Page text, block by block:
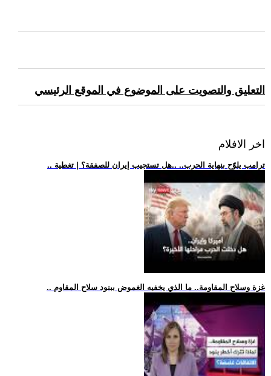
التعليق والتصويت على الموضوع في الموقع الرئيسي
اخر الافلام
.. ترامب يلوّح بنهاية الحرب.. ..هل تستجيب إيران للصفقة؟ | تغطية
.. غزة وسلاح المقاومة.. ما الذي يخفيه الغموض ببنود سلاح المقاوم